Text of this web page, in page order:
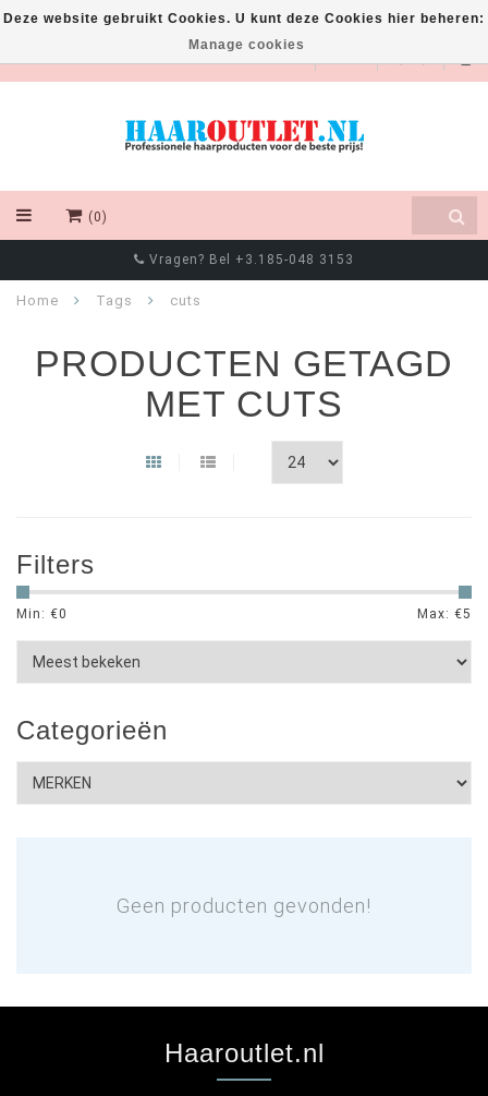
EUR
(0)
Vragen? Bel +3.185-048 3153
Home Tags cuts
PRODUCTEN GETAGD
MET CUTS
Filters
Min: €0 Max: €5
Categorieën
Geen producten gevonden!
Deze website gebruikt Cookies. U kunt deze Cookies hier beheren:
Manage cookies
Haaroutlet.nl